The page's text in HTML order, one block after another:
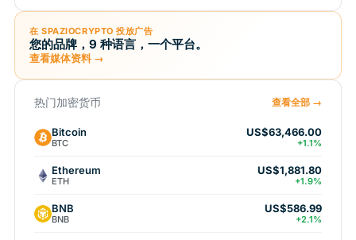
在 SPAZIOCRYPTO 投放广告
您的品牌，9 种语言，一个平台。
查看媒体资料 →
热门加密货币 查看全部 →
Bitcoin
BTC
US$63,466.00
+1.1%
Ethereum
ETH
US$1,881.80
+1.9%
BNB
BNB
US$586.99
+2.1%